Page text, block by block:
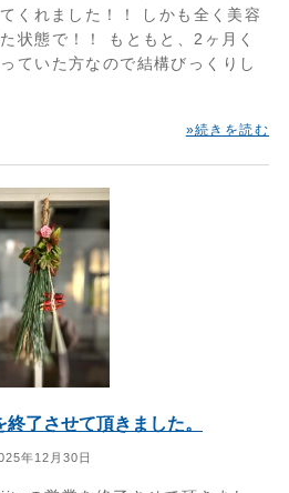
くれました！！ しかも全く美容
状態で！！ もともと、2ヶ月く
ていた方なので結構びっくりし
»続きを読む
了させて頂きました。
年12月30日